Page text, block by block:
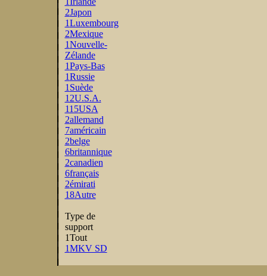
2Japon
1Luxembourg
2Mexique
1Nouvelle-
Zélande
1Pays-Bas
1Russie
1Suède
12U.S.A.
115USA
2allemand
7américain
2belge
6britannique
2canadien
6français
2émirati
18Autre
Type de
support
1Tout
1MKV SD